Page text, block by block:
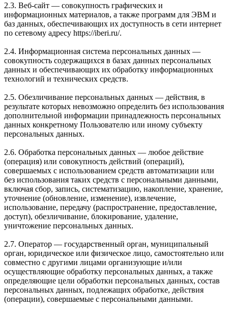
2.3. Веб-сайт — совокупность графических и
информационных материалов, а также программ для ЭВМ и
баз данных, обеспечивающих их доступность в сети интернет
по сетевому адресу https://iberi.ru/.
2.4. Информационная система персональных данных —
совокупность содержащихся в базах данных персональных
данных и обеспечивающих их обработку информационных
технологий и технических средств.
2.5. Обезличивание персональных данных — действия, в
результате которых невозможно определить без использования
дополнительной информации принадлежность персональных
данных конкретному Пользователю или иному субъекту
персональных данных.
2.6. Обработка персональных данных — любое действие
(операция) или совокупность действий (операций),
совершаемых с использованием средств автоматизации или
без использования таких средств с персональными данными,
включая сбор, запись, систематизацию, накопление, хранение,
уточнение (обновление, изменение), извлечение,
использование, передачу (распространение, предоставление,
доступ), обезличивание, блокирование, удаление,
уничтожение персональных данных.
2.7. Оператор — государственный орган, муниципальный
орган, юридическое или физическое лицо, самостоятельно или
совместно с другими лицами организующие и/или
осуществляющие обработку персональных данных, а также
определяющие цели обработки персональных данных, состав
персональных данных, подлежащих обработке, действия
(операции), совершаемые с персональными данными.